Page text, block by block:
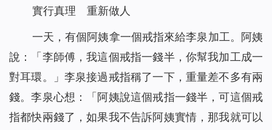
實行真理 重新做人
一天，有個阿姨拿一個戒指來給李泉加工。阿姨
說：「李師傅，我這個戒指一錢半，你幫我加工成一
對耳環。」李泉接過戒指稱了一下，重量差不多有兩
錢。李泉心想：「阿姨說這個戒指一錢半，可這個戒
指都快兩錢了，如果我不告訴阿姨實情，那我就可以